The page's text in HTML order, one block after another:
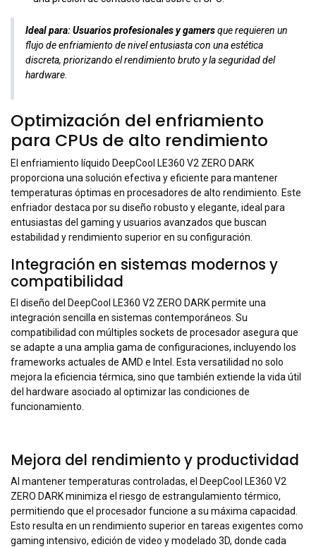
Ideal para:Usuarios profesionales y gamersque requieren un
flujo de enfriamiento de nivel entusiasta con una estética
discreta, priorizando el rendimiento bruto y la seguridad del
hardware.
Optimización del enfriamiento
para CPUs de alto rendimiento
El enfriamiento líquido DeepCool LE360 V2 ZERO DARK
proporciona una solución efectiva y eficiente para mantener
temperaturas óptimas en procesadores de alto rendimiento. Este
enfriador destaca por su diseño robusto y elegante, ideal para
entusiastas del gaming y usuarios avanzados que buscan
estabilidad y rendimiento superior en su configuración.
Integración en sistemas modernos y
compatibilidad
El diseño del DeepCool LE360 V2 ZERO DARK permite una
integración sencilla en sistemas contemporáneos. Su
compatibilidad con múltiples sockets de procesador asegura que
se adapte a una amplia gama de configuraciones, incluyendo los
frameworks actuales de AMD e Intel. Esta versatilidad no solo
mejora la eficiencia térmica, sino que también extiende la vida útil
del hardware asociado al optimizar las condiciones de
funcionamiento.
Mejora del rendimiento y productividad
Al mantener temperaturas controladas, el DeepCool LE360 V2
ZERO DARK minimiza el riesgo de estrangulamiento térmico,
permitiendo que el procesador funcione a su máxima capacidad.
Esto resulta en un rendimiento superior en tareas exigentes como
gaming intensivo, edición de video y modelado 3D, donde cada